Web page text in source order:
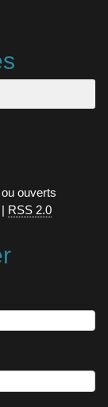
ouverts
RSS 2.0